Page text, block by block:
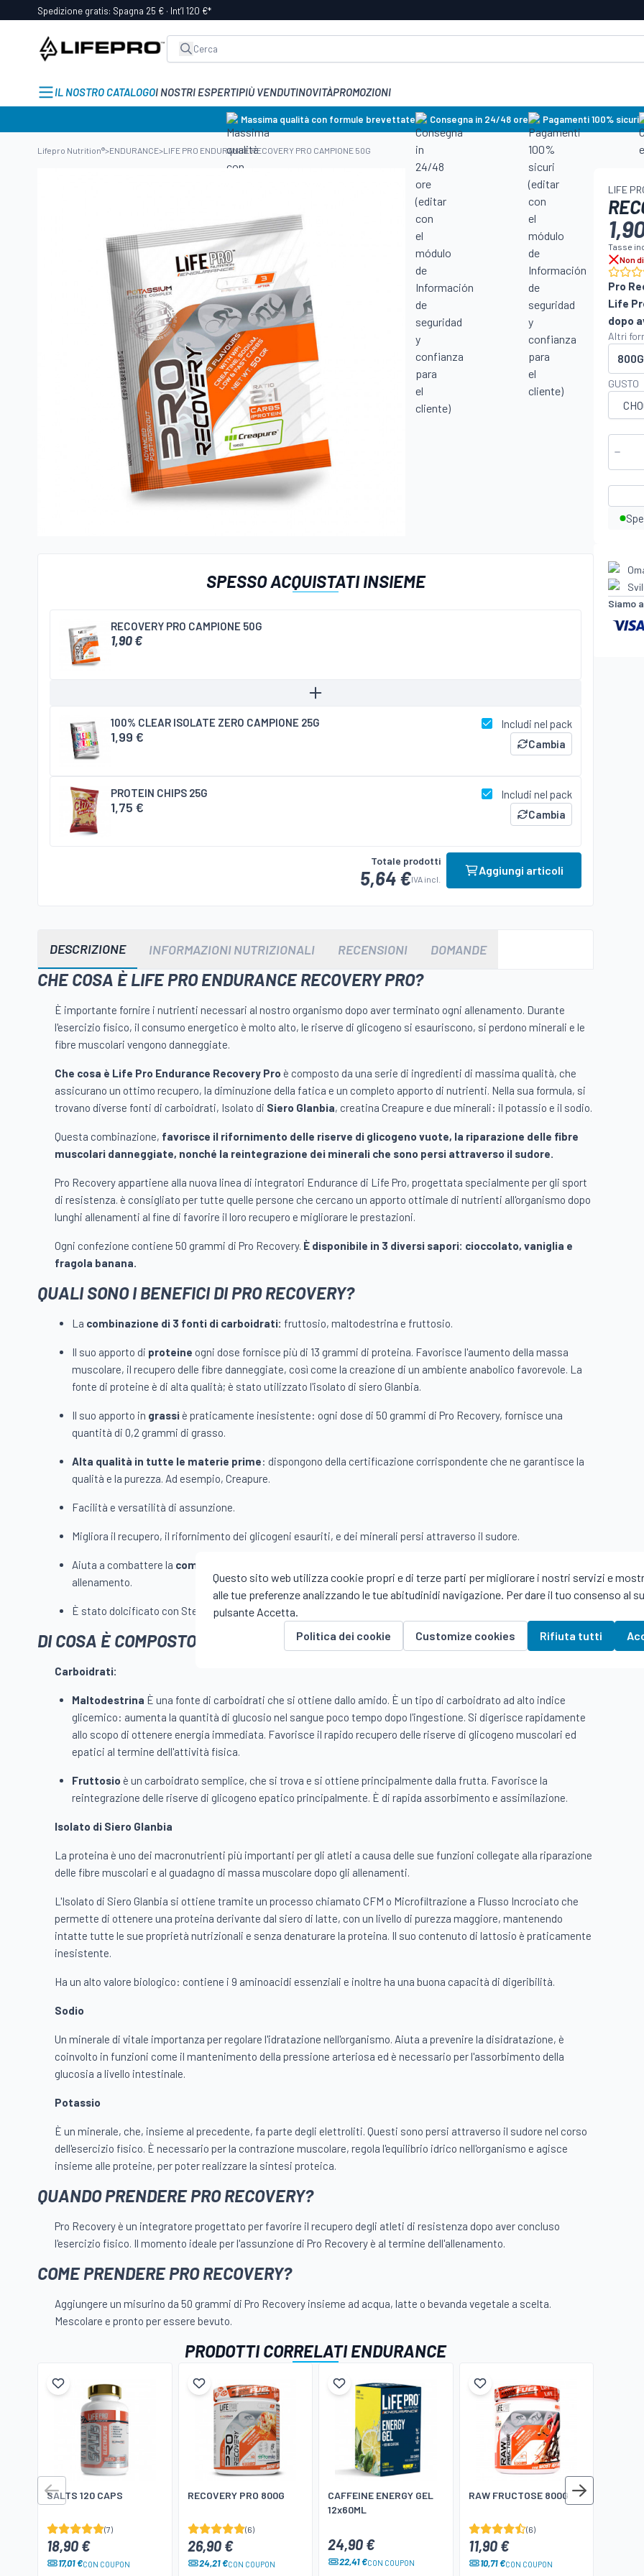
Spedizione gratis: Spagna 25 € · Int’l 120 €*
IL NOSTRO CATALOGOI NOSTRI ESPERTIPIÙ VENDUTINOVITÀPROMOZIONI
Massima qualità con formule brevettate Consegna in 24/48 ore Pagamenti 100% sicuri
Lifepro Nutrition®>ENDURANCE>LIFE PRO ENDURANCE RECOVERY PRO CAMPIONE 50G
SPESSO ACQUISTATI INSIEME
RECOVERY PRO CAMPIONE 50G
1,90 €
100% CLEAR ISOLATE ZERO CAMPIONE 25G
1,99 €
Includi nel pack
Cambia
PROTEIN CHIPS 25G
1,75 €
Includi nel pack
Cambia
Totale prodotti
5,64 €IVA incl.
Aggiungi articoli
DESCRIZIONE INFORMAZIONI NUTRIZIONALI RECENSIONI DOMANDE
CHE COSA È LIFE PRO ENDURANCE RECOVERY PRO?
È importante fornire i nutrienti necessari al nostro organismo dopo aver terminato ogni allenamento. Durante
l'esercizio fisico, il consumo energetico è molto alto, le riserve di glicogeno si esauriscono, si perdono minerali e le
fibre muscolari vengono danneggiate.
Che cosa è Life Pro Endurance Recovery Pro è composto da una serie di ingredienti di massima qualità, che
assicurano un ottimo recupero, la diminuzione della fatica e un completo apporto di nutrienti. Nella sua formula, si
trovano diverse fonti di carboidrati, Isolato di Siero Glanbia, creatina Creapure e due minerali: il potassio e il sodio.
Questa combinazione, favorisce il rifornimento delle riserve di glicogeno vuote, la riparazione delle fibre
muscolari danneggiate, nonché la reintegrazione dei minerali che sono persi attraverso il sudore.
Pro Recovery appartiene alla nuova linea di integratori Endurance di Life Pro, progettata specialmente per gli sport
di resistenza. è consigliato per tutte quelle persone che cercano un apporto ottimale di nutrienti all'organismo dopo
lunghi allenamenti al fine di favorire il loro recupero e migliorare le prestazioni.
Ogni confezione contiene 50 grammi di Pro Recovery. È disponibile in 3 diversi sapori: cioccolato, vaniglia e
fragola banana.
QUALI SONO I BENEFICI DI PRO RECOVERY?
La combinazione di 3 fonti di carboidrati: fruttosio, maltodestrina e fruttosio.
Il suo apporto di proteine ogni dose fornisce più di 13 grammi di proteina. Favorisce l'aumento della massa
muscolare, il recupero delle fibre danneggiate, così come la creazione di un ambiente anabolico favorevole. La
fonte di proteine è di alta qualità; è stato utilizzato l'isolato di siero Glanbia.
Il suo apporto in grassiè praticamente inesistente: ogni dose di 50 grammi di Pro Recovery, fornisce una
quantità di 0,2 grammi di grasso.
Alta qualità in tutte le materie prime: dispongono della certificazione corrispondente che ne garantisce la
qualità e la purezza. Ad esempio, Creapure.
Facilità e versatilità di assunzione.
Migliora il recupero, il rifornimento dei glicogeni esauriti, e dei minerali persi attraverso il sudore.
Aiuta a combattere la comparsa della fatica
allenamento.
È stato dolcificato con Stevia: un dolcificante adatto e sicuro per il consumo.
DI COSA È COMPOSTO PRO RECOVERY?
Carboidrati:
Maltodestrina È una fonte di carboidrati che si ottiene dallo amido. È un tipo di carboidrato ad alto indice
glicemico: aumenta la quantità di glucosio nel sangue poco tempo dopo l'ingestione. Si digerisce rapidamente
allo scopo di ottenere energia immediata. Favorisce il rapido recupero delle riserve di glicogeno muscolari ed
epatici al termine dell'attività fisica.
Fruttosio è un carboidrato semplice, che si trova e si ottiene principalmente dalla frutta. Favorisce la
reintegrazione delle riserve di glicogeno epatico principalmente. È di rapida assorbimento e assimilazione.
Isolato di Siero Glanbia
La proteina è uno dei macronutrienti più importanti per gli atleti a causa delle sue funzioni collegate alla riparazione
delle fibre muscolari e al guadagno di massa muscolare dopo gli allenamenti.
L'Isolato di Siero Glanbia si ottiene tramite un processo chiamato CFM o Microfiltrazione a Flusso Incrociato che
permette di ottenere una proteina derivante dal siero di latte, con un livello di purezza maggiore, mantenendo
intatte tutte le sue proprietà nutrizionali e senza denaturare la proteina. Il suo contenuto di lattosio è praticamente
inesistente.
Ha un alto valore biologico: contiene i 9 aminoacidi essenziali e inoltre ha una buona capacità di digeribilità.
Sodio
Un minerale di vitale importanza per regolare l'idratazione nell'organismo. Aiuta a prevenire la disidratazione, è
coinvolto in funzioni come il mantenimento della pressione arteriosa ed è necessario per l'assorbimento della
glucosia a livello intestinale.
Potassio
È un minerale, che, insieme al precedente, fa parte degli elettroliti. Questi sono persi attraverso il sudore nel corso
dell'esercizio fisico. È necessario per la contrazione muscolare, regola l'equilibrio idrico nell'organismo e agisce
insieme alle proteine, per poter realizzare la sintesi proteica.
QUANDO PRENDERE PRO RECOVERY?
Pro Recovery è un integratore progettato per favorire il recupero degli atleti di resistenza dopo aver concluso
l'esercizio fisico. Il momento ideale per l'assunzione di Pro Recovery è al termine dell'allenamento.
COME PRENDERE PRO RECOVERY?
Aggiungere un misurino da 50 grammi di Pro Recovery insieme ad acqua, latte o bevanda vegetale a scelta.
Mescolare e pronto per essere bevuto.
PRODOTTI CORRELATI ENDURANCE
SALTS 120 CAPS
(7)
18,90 €
17,01 €CON COUPON
RECOVERY PRO 800G
(6)
26,90 €
24,21 €CON COUPON
CAFFEINE ENERGY GEL
12x60ML
24,90 €
22,41 €CON COUPON
RAW FRUCTOSE 800G
(6)
11,90 €
10,71 €CON COUPON
LIFE
Tasse
Non
Pro
Life
dopo
Altri
800G
GUSTO
Siamo
Questo sito web utilizza cookie propri e di terze parti per migliorare i nostri servizi e
alle tue preferenze analizzando le tue abitudinidi navigazione. Per dare il tuo consenso al
pulsante Accetta.
Politica dei cookie
Customize cookies Rifiuta tutti